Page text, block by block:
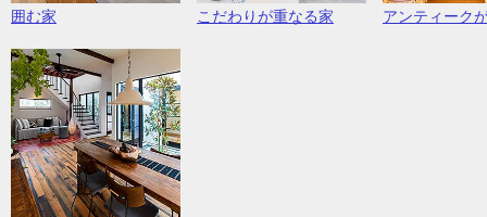
囲む家 こだわりが重なる家 アンティーク